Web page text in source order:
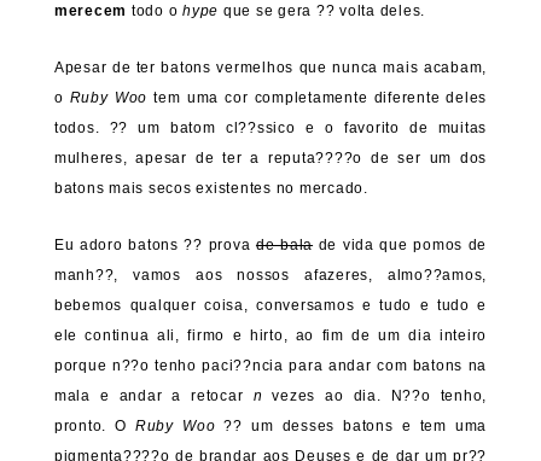
merecem todo ohype que se gera ?? volta deles.
Apesar de ter batons vermelhos que nunca mais acabam,
o Ruby Woo tem uma cor completamente diferente deles
todos. ?? um batom cl??ssico e o favorito de muitas
mulheres, apesar de ter a reputa????o de ser um dos
batons mais secos existentes no mercado.
Eu adoro batons ?? prova de bala de vida que pomos de
manh??, vamos aos nossos afazeres, almo??amos,
bebemos qualquer coisa, conversamos e tudo e tudo e
ele continua ali, firmo e hirto, ao fim de um dia inteiro
porque n??o tenho paci??ncia para andar com batons na
mala e andar a retocar n vezes ao dia. N??o tenho,
pronto. O Ruby Woo ?? um desses batons e tem uma
pigmenta????o de brandar aos Deuses e de dar um pr??